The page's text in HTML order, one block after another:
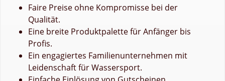
Faire Preise ohne Kompromisse bei der
Qualität.
Eine breite Produktpalette für Anfänger bis
Profis.
Ein engagiertes Familienunternehmen mit
Leidenschaft für Wassersport.